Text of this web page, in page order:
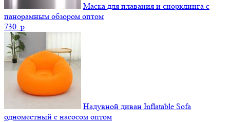
Маска для плавания и снорклинга с
панорамным обзором оптом
730. p
Надувной диван Inflatable Sofa
одноместный с насосом оптом